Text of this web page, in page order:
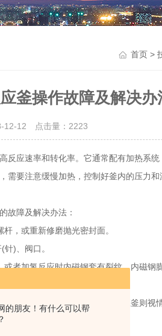
的朋友！有什么可以帮
首页>
釜操作故障及解决办
12-12 点击量： 2223
应速率和转化率。它通常配有加热系
要注意缓慢加热，控制好釜内的压力和
故障及解决办法：
，或重新修磨抛光密封面。
)、阀口。
者加氢反应时内磁钢套有裂纹，内磁钢
型装置仍可正常运行，高压反应釜则视